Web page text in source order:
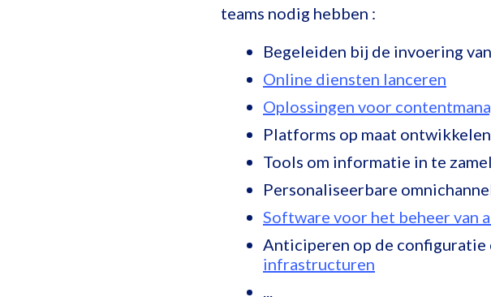
teams nodig hebben :
Begeleiden bij de invoering
Online diensten lanceren
Oplossingen voor
Platforms op maat ontwikkelen
Tools om informatie in te
Personaliseerbare
Software voor het beheer van
Anticiperen op de configuratie
infrastructuren
...